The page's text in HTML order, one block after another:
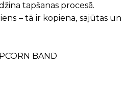
tapšanas procesā.
– tā ir kopiena, sajūtas un
BAND